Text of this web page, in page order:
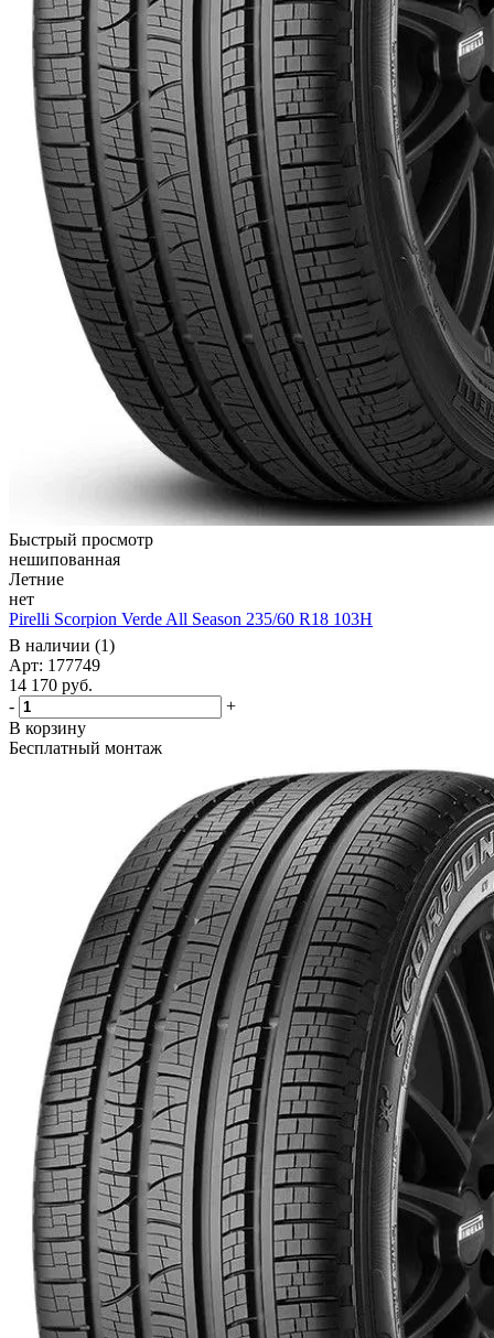
Быстрый просмотр
нешипованная
Летние
нет
Pirelli Scorpion Verde All Season 235/60 R18 103H
В наличии (1)
Арт: 177749
14 170 руб.
-
+
В корзину
Бесплатный монтаж